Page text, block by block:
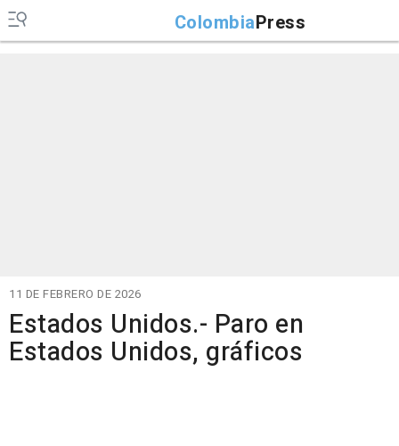
ColombiaPress
11 DE FEBRERO DE 2026
Estados Unidos.- Paro en
Estados Unidos, gráficos